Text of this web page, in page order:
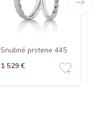
Snubné prstene 445
1 529 €